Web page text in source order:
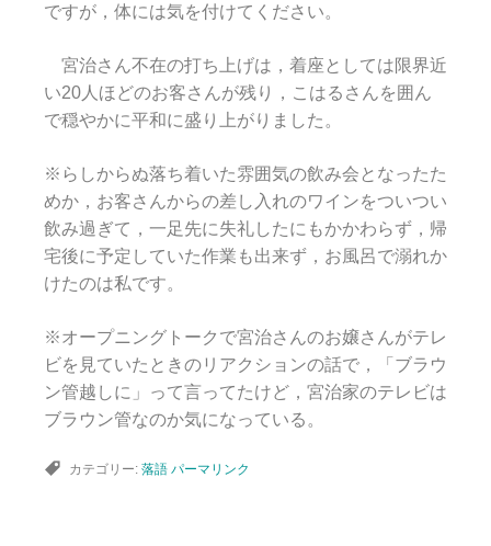
ですが，体には気を付けてください。
宮治さん不在の打ち上げは，着座としては限界近
い20人ほどのお客さんが残り，こはるさんを囲ん
で穏やかに平和に盛り上がりました。
※らしからぬ落ち着いた雰囲気の飲み会となったた
めか，お客さんからの差し入れのワインをついつい
飲み過ぎて，一足先に失礼したにもかかわらず，帰
宅後に予定していた作業も出来ず，お風呂で溺れか
けたのは私です。
※オープニングトークで宮治さんのお嬢さんがテレ
ビを見ていたときのリアクションの話で，「ブラウ
ン管越しに」って言ってたけど，宮治家のテレビは
ブラウン管なのか気になっている。
カテゴリー: 落語 パーマリンク